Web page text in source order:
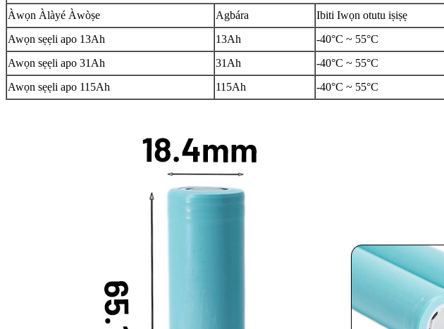
Àwọn Àlàyé Àwòṣe
Agbára Ibiti Iwọn otutu iṣiṣẹ
Awọn sẹẹli apo 13Ah
13Ah -40°C ~ 55°C
Awọn sẹẹli apo 31Ah
31Ah -40°C ~ 55°C
Awọn sẹẹli apo 115Ah
115Ah -40°C ~ 55°C